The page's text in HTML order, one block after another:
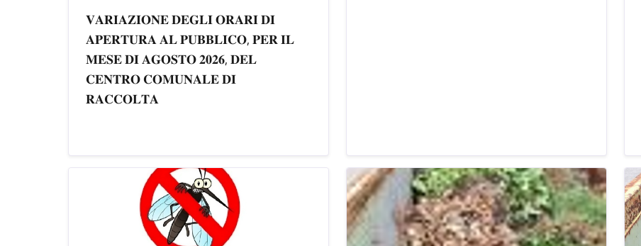
𝐕𝐀𝐑𝐈𝐀𝐙𝐈𝐎𝐍𝐄 𝐃𝐄𝐆𝐋𝐈 𝐎𝐑𝐀𝐑𝐈 𝐃𝐈
𝐀𝐏𝐄𝐑𝐓𝐔𝐑𝐀 𝐀𝐋 𝐏𝐔𝐁𝐁𝐋𝐈𝐂𝐎, 𝐏𝐄𝐑 𝐈𝐋
𝐌𝐄𝐒𝐄 𝐃𝐈 𝐀𝐆𝐎𝐒𝐓𝐎 𝟐𝟎𝟐𝟔, 𝐃𝐄𝐋
𝐂𝐄𝐍𝐓𝐑𝐎 𝐂𝐎𝐌𝐔𝐍𝐀𝐋𝐄 𝐃𝐈
𝐑𝐀𝐂𝐂𝐎𝐋𝐓𝐀